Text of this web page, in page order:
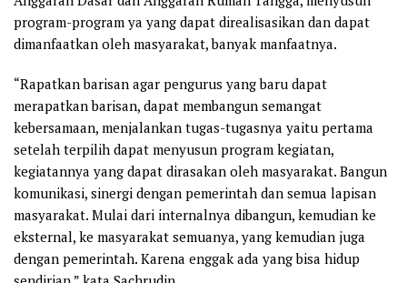
program-program ya yang dapat direalisasikan dan dapat
dimanfaatkan oleh masyarakat, banyak manfaatnya.
“Rapatkan barisan agar pengurus yang baru dapat
merapatkan barisan, dapat membangun semangat
kebersamaan, menjalankan tugas-tugasnya yaitu pertama
setelah terpilih dapat menyusun program kegiatan,
kegiatannya yang dapat dirasakan oleh masyarakat. Bangun
komunikasi, sinergi dengan pemerintah dan semua lapisan
masyarakat. Mulai dari internalnya dibangun, kemudian ke
eksternal, ke masyarakat semuanya, yang kemudian juga
dengan pemerintah. Karena enggak ada yang bisa hidup